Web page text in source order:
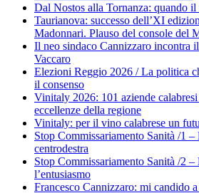
Dal Nostos alla Tornanza: quando
Taurianova: successo dell’XI
Madonnari. Plauso del console del
Il neo sindaco Cannizzaro incontra
Vaccaro
Elezioni Reggio 2026 / La politica
il consenso
Vinitaly 2026: 101 aziende
eccellenze della regione
Vinitaly: per il vino calabrese un
Stop Commissariamento Sanità /1 –
centrodestra
Stop Commissariamento Sanità /2 –
l’entusiasmo
Francesco Cannizzaro: mi candido